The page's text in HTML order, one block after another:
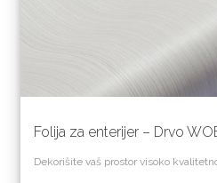
Folija za enterijer – Drvo
Dekorišite vaš prostor visoko